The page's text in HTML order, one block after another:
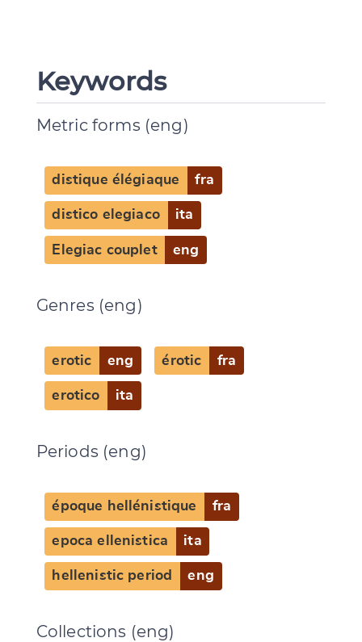
Keywords
Metric forms (eng)
distique élégiaque fra
distico elegiaco ita
Elegiac couplet eng
Genres (eng)
erotic eng érotic fra
erotico ita
Periods (eng)
époque hellénistique fra
epoca ellenistica ita
hellenistic period eng
Collections (eng)
CANCEL SUBMIT & CHANGE